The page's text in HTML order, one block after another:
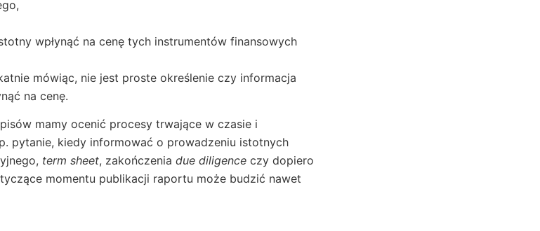
wpłynąć na cenę tych instrumentów finansowych
mówiąc, nie jest proste określenie czy informacja
na cenę.
mamy ocenić procesy trwające w czasie i
pytanie, kiedy informować o prowadzeniu istotnych
term sheet, zakończenia due diligence czy dopiero
momentu publikacji raportu może budzić nawet